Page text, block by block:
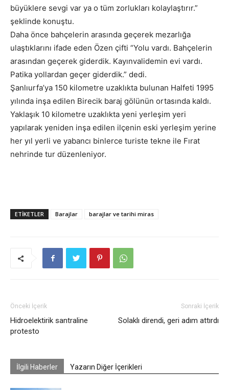
büyüklere sevgi var ya o tüm zorlukları kolaylaştırır.”
şeklinde konuştu.
Daha önce bahçelerin arasında geçerek mezarlığa
ulaştıklarını ifade eden Özen çifti “Yolu vardı. Bahçelerin
arasından geçerek giderdik. Kayınvalidemin evi vardı.
Patika yollardan geçer giderdik.” dedi.
Şanlıurfa’ya 150 kilometre uzaklıkta bulunan Halfeti 1995
yılında inşa edilen Birecik baraj gölünün ortasında kaldı.
Yaklaşık 10 kilometre uzaklıkta yeni yerleşim yeri
yapılarak yeniden inşa edilen ilçenin eski yerleşim yerine
her yıl yerli ve yabancı binlerce turiste tekne ile Fırat
nehrinde tur düzenleniyor.
ETIKETLER Barajlar barajlar ve tarihi miras
Önceki İçerik
Hidroelektirik santraline
protesto
Sonraki İçerik
Solaklı direndi, geri adım attırdı
İlgili Haberler Yazarın Diğer İçerikleri